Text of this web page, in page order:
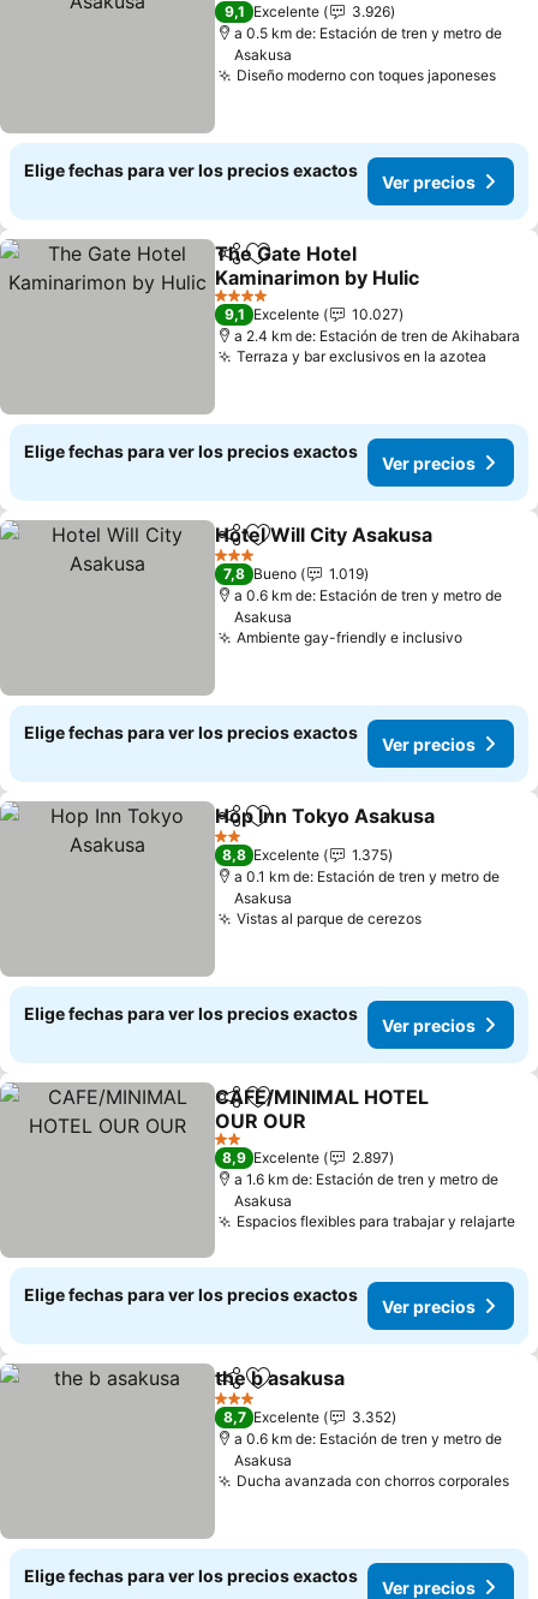
9,1 Excelente
3.926
a 0.5 km de: Estación de tren y metro de
Asakusa
Diseño moderno con toques japoneses
Elige fechas para ver los precios exactos
Ver precios
Compartir
Agregar a favoritos
The Gate Hotel
Kaminarimon by Hulic
4 Estrellas
9,1 Excelente
10.027
a 2.4 km de: Estación de tren de Akihabara
Terraza y bar exclusivos en la azotea
Elige fechas para ver los precios exactos
Ver precios
CompartirAgregar a favoritos
Hotel Will City Asakusa
3 Estrellas
7,8 Bueno
1.019
a 0.6 km de: Estación de tren y metro de
Asakusa
Ambiente gay-friendly e inclusivo
Elige fechas para ver los precios exactos
Ver precios
CompartirAgregar a favoritos
Hop Inn Tokyo Asakusa
2 Estrellas
8,8 Excelente
1.375
a 0.1 km de: Estación de tren y metro de
Asakusa
Vistas al parque de cerezos
Elige fechas para ver los precios exactos
Ver precios
CompartirAgregar a favoritos
CAFE/MINIMAL HOTEL
OUR OUR
2 Estrellas
8,9 Excelente
2.897
a 1.6 km de: Estación de tren y metro de
Asakusa
Espacios flexibles para trabajar y relajarte
Elige fechas para ver los precios exactos
Ver precios
CompartirAgregar a favoritos
the b asakusa
3 Estrellas
8,7 Excelente
3.352
a 0.6 km de: Estación de tren y metro de
Asakusa
Ducha avanzada con chorros corporales
Elige fechas para ver los precios exactos
Ver precios